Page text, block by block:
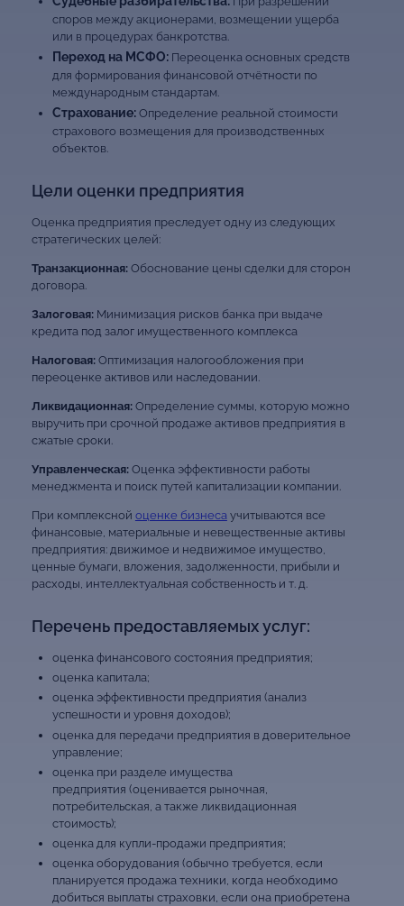
споров между акционерами, возмещении ущерба
или в процедурах банкротства.
Переход на МСФО:Переоценка основных средств
для формирования финансовой отчётности по
международным стандартам.
Страхование:Определение реальной стоимости
страхового возмещения для производственных
объектов.
Цели оценки предприятия
Оценка предприятия преследует одну из следующих
стратегических целей:
Транзакционная:Обоснование цены сделки для сторон
договора.
Залоговая:Минимизация рисков банка при выдаче
кредита под залог имущественного комплекса
Налоговая:Оптимизация налогообложения при
переоценке активов или наследовании.
Ликвидационная:Определение суммы, которую можно
выручить при срочной продаже активов предприятия в
сжатые сроки.
Управленческая:Оценка эффективности работы
менеджмента и поиск путей капитализации компании.
При комплексной оценке бизнеса учитываются все
финансовые, материальные и невещественные активы
предприятия: движимое и недвижимое имущество,
ценные бумаги, вложения, задолженности, прибыли и
расходы, интеллектуальная собственность и т. д.
Перечень предоставляемых услуг:
оценка финансового состояния предприятия;
оценка капитала;
оценка эффективности предприятия (анализ
успешности и уровня доходов);
оценка для передачи предприятия в доверительное
управление;
оценка при разделе имущества
предприятия (оценивается рыночная,
потребительская, а также ликвидационная
стоимость);
оценка для купли-продажи предприятия;
оценка оборудования (обычно требуется, если
планируется продажа техники, когда необходимо
добиться выплаты страховки, если она приобретена